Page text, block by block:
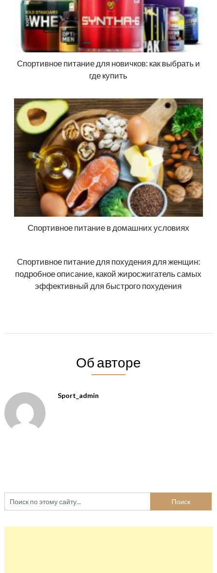
Спортивное питание для новичков: как выбрать и
где купить
Спортивное питание в домашних условиях
Спортивное питание для похудения для женщин:
подробное описание, какой жиросжигатель самых
эффективный для быстрого похудения
Об авторе
Sport_admin